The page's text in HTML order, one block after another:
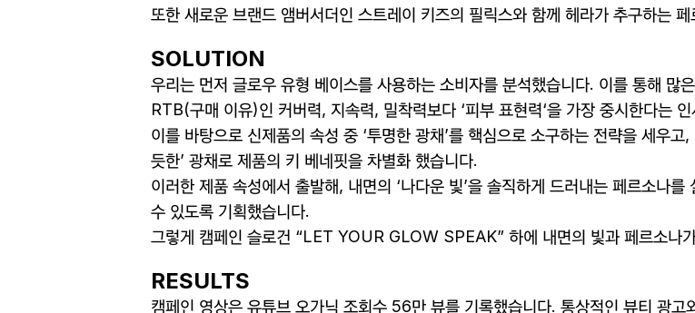
또한 새로운 브랜드 앰버서더인 스트레이 키즈의 필릭스와 함께 헤라가 추구하는
SOLUTION
우리는 먼저 글로우 유형 베이스를 사용하는 소비자를 분석했습니다. 이를 통해 많
RTB(구매 이유)인 커버력,지속력, 밀착력보다 ‘피부 표현력‘을 가장 중시한다는
이를 바탕으로 신제품의 속성 중 ‘투명한 광채’를 핵심으로 소구하는 전략을 세우고,
듯한’광채로 제품의 키 베네핏을 차별화 했습니다.
이러한 제품 속성에서 출발해, 내면의 ‘나다운 빛’을 솔직하게 드러내는 페르소나를
수 있도록 기획했습니다.
그렇게 캠페인 슬로건 “LET YOUR GLOW SPEAK” 하에 내면의 빛과 페르소나
RESULTS
캠페인 영상은 유튜브 오가닉 조회수 56만 뷰를 기록했습니다.통상적인 뷰티 광고